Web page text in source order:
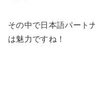
その中で日本語パート
は魅力ですね！